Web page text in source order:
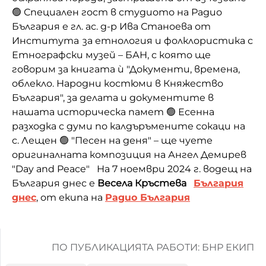
🟢 Специален гост в студиото на Радио
България е гл. ас. д-р Ива Станоева от
Института за етнология и фолклористика с
Етнографски музей – БАН, с която ще
говорим за книгата ѝ "Документи, времена,
облекло. Народни костюми в Княжество
България", за делата и документите в
нашата историческа памет 🟢 Есенна
разходка с думи по калдъръмените сокаци на
с. Лещен 🟢 "Песен на деня" – ще чуете
оригиналната композиция на Ангел Демирев
"Day and Peace" На 7 ноември 2024 г. водещ на
България днес е Весела Кръстева
България
днес, от екипа на Радио България
ПО ПУБЛИКАЦИЯТА РАБОТИ: БНР ЕКИП